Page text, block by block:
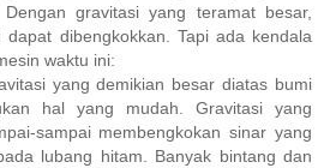
gravitasi yang teramat besar,
dapat dibengkokkan. Tapi ada kendala
waktu ini:
yang demikian besar diatas bumi
hal yang mudah. Gravitasi yang
sampai membengkokan sinar yang
lubang hitam. Banyak bintang dan